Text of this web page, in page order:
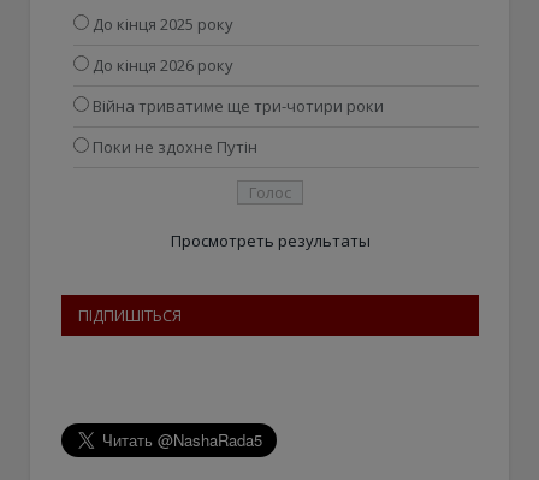
До кінця 2025 року
До кінця 2026 року
Війна триватиме ще три-чотири роки
Поки не здохне Путін
Просмотреть результаты
ПІДПИШІТЬСЯ